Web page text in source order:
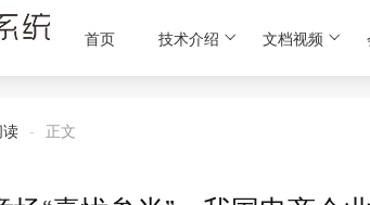
首页 技术介绍 文档视频
- 正文